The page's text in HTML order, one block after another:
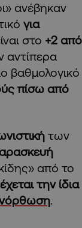
ανέβηκαν
για
στο +2 από
αντίπερα
βαθμολογικό
πίσω από
των
από το
την ίδια
.